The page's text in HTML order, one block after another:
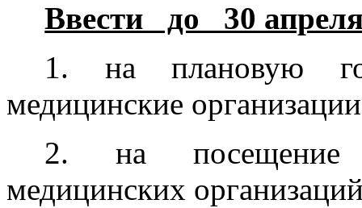
Ввести до 30
1. на плановую
медицинские
2. на посещение
медицинских